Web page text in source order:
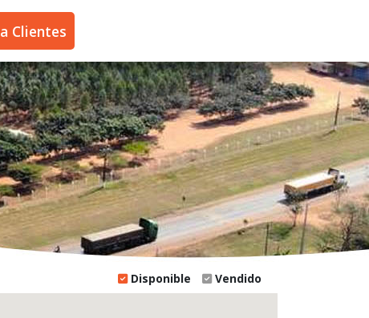
Disponible Vendido